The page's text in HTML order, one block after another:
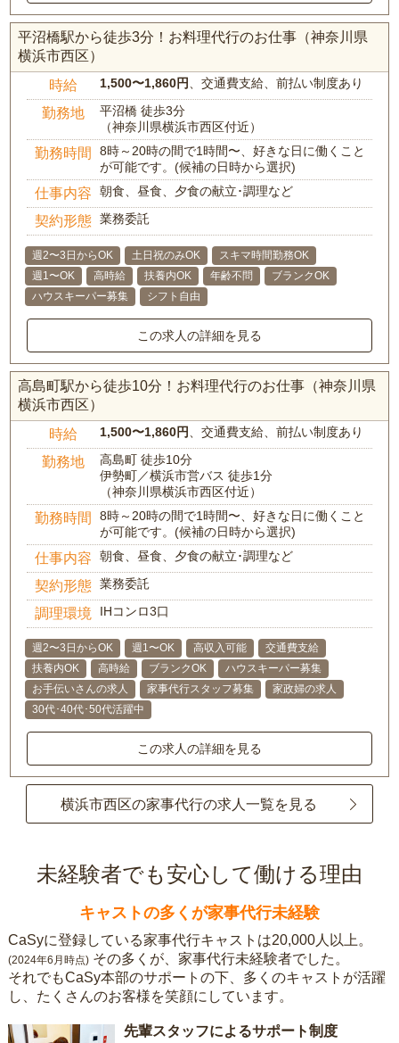
平沼橋駅から徒歩3分！お料理代行のお仕事（神奈川県
横浜市西区）
時給 1,500〜1,860円 、交通費支給、前払い制度あり
勤務地
平沼橋 徒歩3分
（神奈川県横浜市西区付近）
勤務時間
8時～20時の間で1時間〜、好きな日に働くこと
が可能です。(候補の日時から選択)
仕事内容 朝食、昼食、夕食の献立･調理など
契約形態 業務委託
週2〜3日からOK 土日祝のみOK
スキマ時間勤務OK
週1〜OK
高時給 扶養内OK 年齢不問
ブランクOK
ハウスキーパー募集
シフト自由
この求人の詳細を見る
高島町駅から徒歩10分！お料理代行のお仕事（神奈川県
横浜市西区）
時給 1,500〜1,860円 、交通費支給、前払い制度あり
勤務地
高島町 徒歩10分
伊勢町／横浜市営バス 徒歩1分
（神奈川県横浜市西区付近）
勤務時間
8時～20時の間で1時間〜、好きな日に働くこと
が可能です。(候補の日時から選択)
仕事内容 朝食、昼食、夕食の献立･調理など
契約形態 業務委託
調理環境 IHコンロ3口
週2〜3日からOK 週1〜OK 高収入可能
交通費支給
扶養内OK
高時給 ブランクOK
ハウスキーパー募集
お手伝いさんの求人
家事代行スタッフ募集
家政婦の求人
30代･40代･50代活躍中
この求人の詳細を見る
横浜市西区の家事代行の求人一覧を見る
未経験者でも安心して働ける理由
キャストの多くが家事代行未経験
CaSyに登録している家事代行キャストは20,000人以上。
(2024年6月時点) その多くが、家事代行未経験者でした。
それでもCaSy本部のサポートの下、多くのキャストが活躍
し、たくさんのお客様を笑顔にしています。
先輩スタッフによるサポート制度